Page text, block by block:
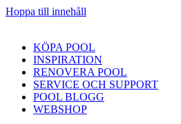
Hoppa till innehåll
KÖPA POOL
INSPIRATION
RENOVERA POOL
SERVICE OCH SUPPORT
POOL BLOGG
WEBSHOP